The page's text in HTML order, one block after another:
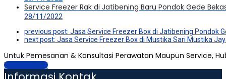
Service Freezer Rak di Jatibening Baru Pondok Gede
28/11/2022
previous post: Jasa Service Freezer Box di Jatibening Pondok
next post: Jasa Service Freezer Box di Mustika Sari Mustika
Untuk Pemesanan & Konsultasi Perawatan Maupun Service,
Hubungi Kami